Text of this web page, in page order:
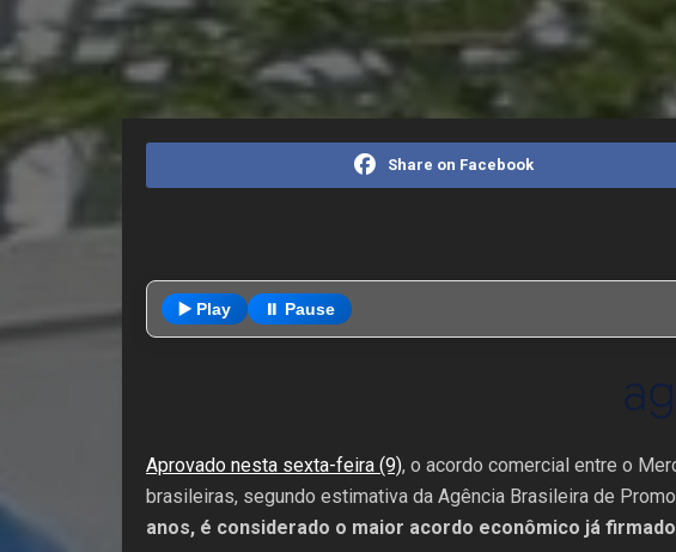
Editorias
Share on Facebook
▶️ Play ⏸️ Pause
Aprovado nesta sexta-feira (9), o acordo comercial entre o
brasileiras, segundo estimativa da Agência Brasileira de
anos, é considerado o maior acordo econômico já